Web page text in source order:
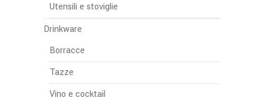
Utensili e stoviglie
Drinkware
Borracce
Tazze
Vino e cocktail